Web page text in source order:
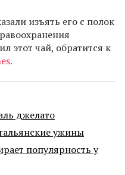
изъять его с полок
этот чай, обратится к
джелато
ужины
популярность у